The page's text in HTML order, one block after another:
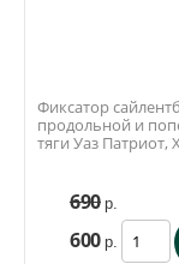
Фиксатор
продольной и
тяги Уаз Патриот,
690 р.
600 р.